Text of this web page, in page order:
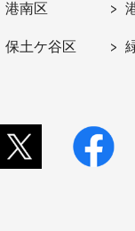
港南区
保土ケ谷区